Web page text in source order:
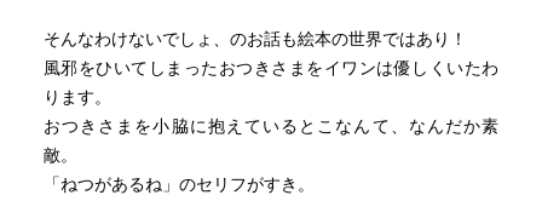
そんなわけないでしょ、のお話も絵本の世界ではあり！
風邪をひいてしまったおつきさまをイワンは優しくいたわ
ります。
おつきさまを小脇に抱えているとこなんて、なんだか素
敵。
「ねつがあるね」のセリフがすき。